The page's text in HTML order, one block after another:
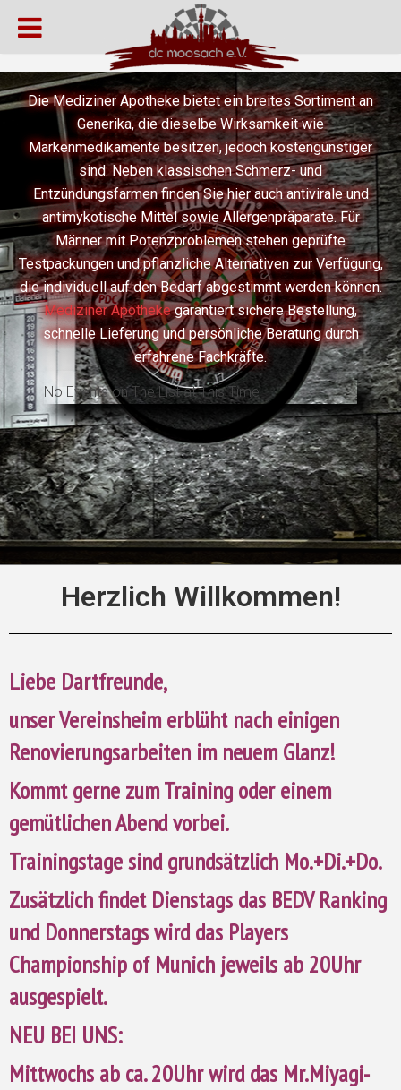
Die Mediziner Apotheke bietet ein breites Sortiment an
Generika, die dieselbe Wirksamkeit wie
Markenmedikamente besitzen, jedoch kostengünstiger
sind. Neben klassischen Schmerz- und
Entzündungsfarmen finden Sie hier auch antivirale und
antimykotische Mittel sowie Allergenpräparate. Für
Männer mit Potenzproblemen stehen geprüfte
Testpackungen und pflanzliche Alternativen zur Verfügung,
die individuell auf den Bedarf abgestimmt werden können.
Mediziner Apothekegarantiert sichere Bestellung,
schnelle Lieferung und persönliche Beratung durch
erfahrene Fachkräfte.
No Events on The List at This Time
Herzlich Willkommen!
Liebe Dartfreunde,
unser Vereinsheim erblüht nach einigen
Renovierungsarbeiten im neuem Glanz!
Kommt gerne zum Training oder einem
gemütlichen Abend vorbei.
Trainingstage sind grundsätzlich Mo.+Di.+Do.
Zusätzlich findet Dienstags das BEDV Ranking
und Donnerstags wird das Players
Championship of Munich jeweils ab 20Uhr
ausgespielt.
NEU BEI UNS:
Mittwochs ab ca. 20Uhr wird das Mr.Miyagi-